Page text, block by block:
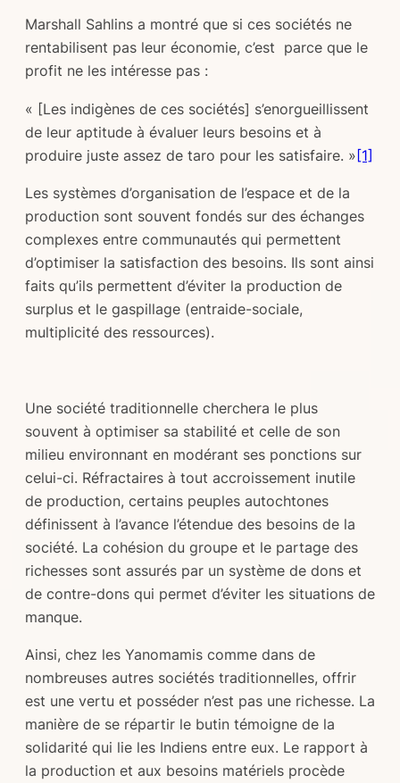
Marshall Sahlins a montré que si ces sociétés ne
rentabilisent pas leur économie, c’est parce que le
profit ne les intéresse pas :
« [Les indigènes de ces sociétés] s’enorgueillissent
de leur aptitude à évaluer leurs besoins et à
produire juste assez de taro pour les satisfaire. »[1]
Les systèmes d’organisation de l’espace et de la
production sont souvent fondés sur des échanges
complexes entre communautés qui permettent
d’optimiser la satisfaction des besoins. Ils sont ainsi
faits qu’ils permettent d’éviter la production de
surplus et le gaspillage (entraide-sociale,
multiplicité des ressources).
Une société traditionnelle cherchera le plus
souvent à optimiser sa stabilité et celle de son
milieu environnant en modérant ses ponctions sur
celui-ci. Réfractaires à tout accroissement inutile
de production, certains peuples autochtones
définissent à l’avance l’étendue des besoins de la
société. La cohésion du groupe et le partage des
richesses sont assurés par un système de dons et
de contre-dons qui permet d’éviter les situations de
manque.
Ainsi, chez les Yanomamis comme dans de
nombreuses autres sociétés traditionnelles, offrir
est une vertu et posséder n’est pas une richesse. La
manière de se répartir le butin témoigne de la
solidarité qui lie les Indiens entre eux. Le rapport à
la production et aux besoins matériels procède